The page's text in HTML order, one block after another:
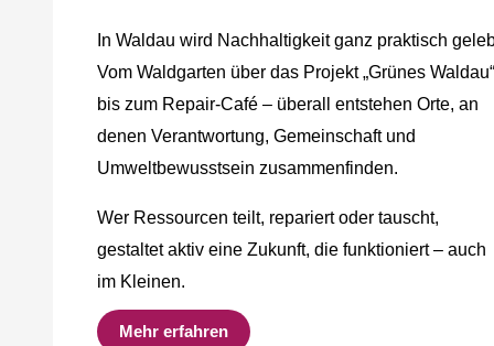
In Waldau wird Nachhaltigkeit ganz praktisch
Vom Waldgarten über das Projekt „Grünes Waldau“
bis zum Repair-Café – überall entstehen Orte, an
denen Verantwortung, Gemeinschaft und
Umweltbewusstsein zusammenfinden.
Wer Ressourcen teilt, repariert oder tauscht,
gestaltet aktiv eine Zukunft, die funktioniert – auch
im Kleinen.
Mehr erfahren